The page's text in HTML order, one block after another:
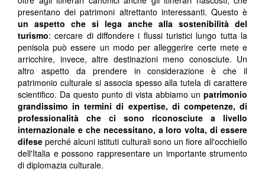
presentano dei patrimoni altrettanto interessanti. Questo è
un aspetto che si lega anche alla sostenibilità del
turismo: cercare di diffondere i flussi turistici lungo tutta la
penisola può essere un modo per alleggerire certe mete e
arricchire, invece, altre destinazioni meno conosciute. Un
altro aspetto da prendere in considerazione è che il
patrimonio culturale si associa spesso alla tutela di carattere
scientifico. Da questo punto di vista abbiamo un patrimonio
grandissimo in termini di expertise, di competenze, di
professionalità che ci sono riconosciute a livello
internazionale e che necessitano, a loro volta, di essere
difese perché alcuni istituti culturali sono un fiore all'occhiello
dell'Italia e possono rappresentare un importante strumento
di diplomazia culturale.